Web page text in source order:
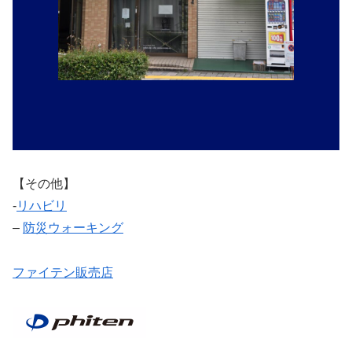
【その他】
‐リハビリ
– 防災ウォーキング
ファイテン販売店